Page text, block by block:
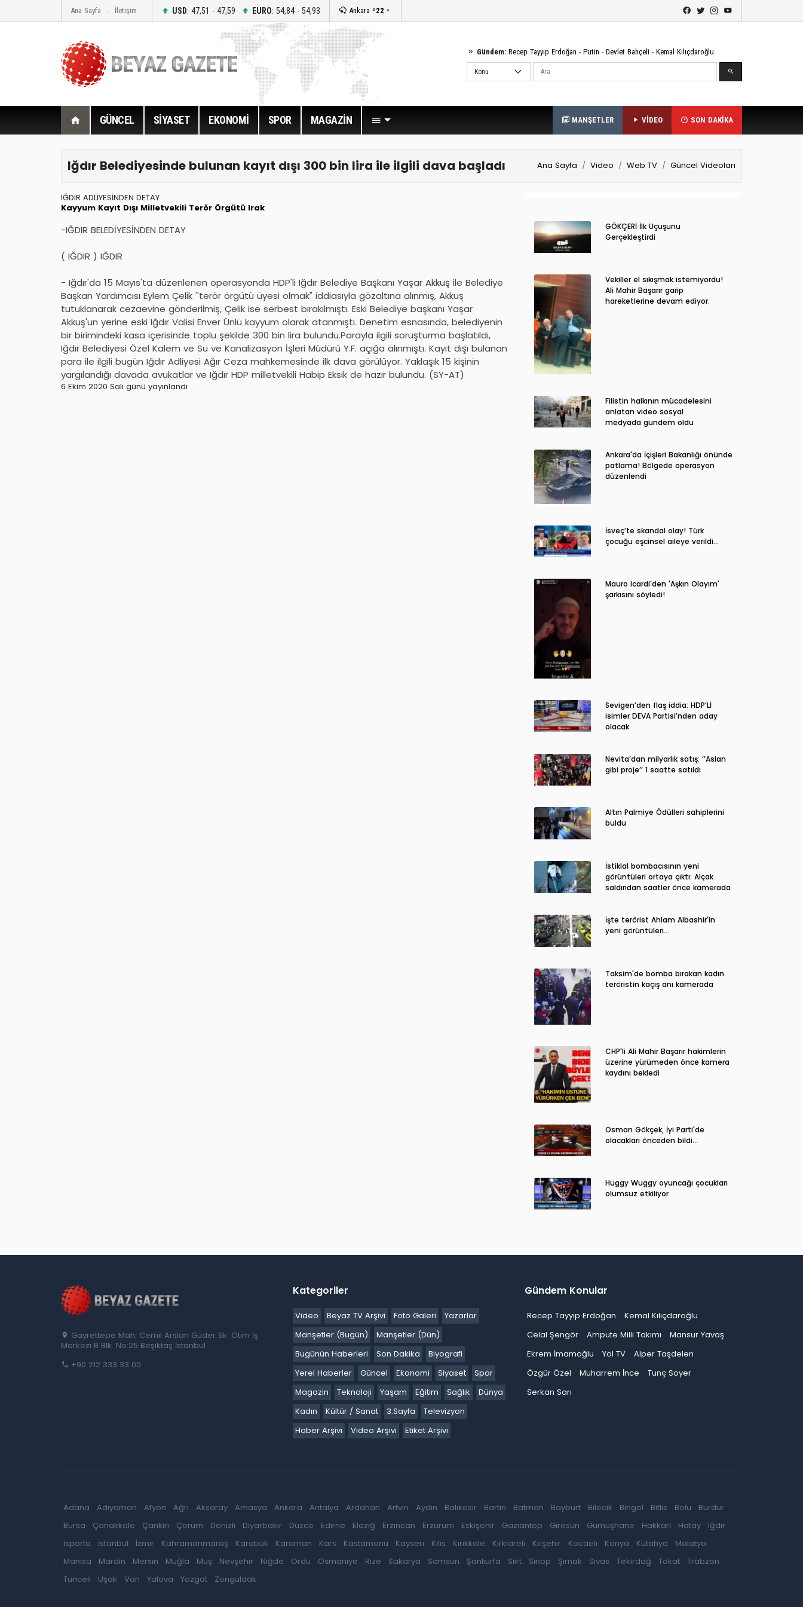
Ana Sayfa İletişim USD: 47,51 - 47,59 EURO: 54,84 - 54,93 Ankara º22
Gündem: Recep Tayyip Erdoğan - Putin - Devlet Bahçeli - Kemal Kılıçdaroğlu
Ara
GÜNCEL SİYASET EKONOMİ SPOR MAGAZİN MANŞETLER VİDEO SON DAKİKA
Iğdır Belediyesinde bulunan kayıt dışı 300 bin lira ile ilgili dava başladı Ana Sayfa Video Web TV Güncel Videoları
IĞDIR ADLİYESİNDEN DETAY
Kayyum Kayıt Dışı Milletvekili Terör Örgütü Irak
-IĞDIR BELEDİYESİNDEN DETAY
( IĞDIR ) IĞDIR
- Iğdır'da 15 Mayıs'ta düzenlenen operasyonda HDP'li Iğdır Belediye Başkanı Yaşar Akkuş ile Belediye
Başkan Yardımcısı Eylem Çelik ''terör örgütü üyesi olmak" iddiasıyla gözaltına alınmış, Akkuş
tutuklanarak cezaevine gönderilmiş, Çelik ise serbest bırakılmıştı. Eski Belediye başkanı Yaşar
Akkuş'un yerine eski Iğdır Valisi Enver Ünlü kayyum olarak atanmıştı. Denetim esnasında, belediyenin
bir birimindeki kasa içerisinde toplu şekilde 300 bin lira bulundu.Parayla ilgili soruşturma başlatıldı,
Iğdır Belediyesi Özel Kalem ve Su ve Kanalizasyon İşleri Müdürü Y.F. açığa alınmıştı. Kayıt dışı bulanan
para ile ilgili bugün Iğdır Adliyesi Ağır Ceza mahkemesinde ilk dava görülüyor. Yaklaşık 15 kişinin
yargılandığı davada avukatlar ve Iğdır HDP milletvekili Habip Eksik de hazır bulundu. (SY-AT)
6 Ekim 2020 Salı günü yayınlandı
GÖKÇERİ İlk Uçuşunu
Gerçekleştirdi
Vekiller el sıkışmak istemiyordu!
Ali Mahir Başarır garip
hareketlerine devam ediyor.
Filistin halkının mücadelesini
anlatan video sosyal
medyada gündem oldu
Ankara'da İçişleri Bakanlığı önünde
patlama! Bölgede operasyon
düzenlendi
İsveç’te skandal olay! Türk
çocuğu eşcinsel aileye verildi…
Mauro Icardi'den 'Aşkın Olayım'
şarkısını söyledi!
Sevigen’den flaş iddia: HDP’Lİ
isimler DEVA Partisi’nden aday
olacak
Nevita’dan milyarlık satış: ‘’Aslan
gibi proje’’ 1 saatte satıldı
Altın Palmiye Ödülleri sahiplerini
buldu
İstiklal bombacısının yeni
görüntüleri ortaya çıktı: Alçak
saldırıdan saatler önce kamerada
İşte terörist Ahlam Albashir'in
yeni görüntüleri…
Taksim'de bomba bırakan kadın
teröristin kaçış anı kamerada
CHP'li Ali Mahir Başarır hakimlerin
üzerine yürümeden önce kamera
kaydını bekledi
Osman Gökçek, İyi Parti'de
olacakları önceden bildi...
Huggy Wuggy oyuncağı çocukları
olumsuz etkiliyor
Gayrettepe Mah. Cemil Arslan Güder Sk. Otim İş
Merkezi B Blk. No:25 Beşiktaş İstanbul
+90 212 333 33 00
Kategoriler
Video Beyaz TV Arşivi Foto Galeri
Yazarlar
Manşetler (Bugün)
Manşetler (Dün)
Bugünün Haberleri
Son Dakika
Biyografi
Yerel Haberler
Güncel Ekonomi Siyaset
Spor
Magazin
Teknoloji Yaşam Eğitim Sağlık
Dünya
Kadın
Kültür / Sanat 3.Sayfa
Televizyon
Haber Arşivi
Video Arşivi Etiket Arşivi
Gündem Konular
Recep Tayyip Erdoğan
Kemal Kılıçdaroğlu
Celal Şengör
Ampute Milli Takımı
Mansur Yavaş
Ekrem İmamoğlu
Yol TV
Alper Taşdelen
Özgür Özel
Muharrem İnce
Tunç Soyer
Serkan Sarı
Adana Adıyaman Afyon Ağrı Aksaray Amasya Ankara Antalya Ardahan Artvin Aydın Balıkesir Bartın Batman Bayburt Bilecik Bingöl Bitlis Bolu
Burdur
Bursa
Çanakkale Çankırı Çorum Denizli Diyarbakır Düzce Edirne Elazığ Erzincan Erzurum Eskişehir Gaziantep Giresun Gümüşhane Hakkari Hatay
Iğdır
Isparta
İstanbul İzmir Kahramanmaraş Karabük Karaman Kars Kastamonu Kayseri Kilis Kırıkkale Kırklareli Kırşehir Kocaeli Konya Kütahya
Malatya
Manisa
Mardin Mersin Muğla Muş Nevşehir Niğde Ordu Osmaniye Rize Sakarya Samsun Şanlıurfa Siirt Sinop Şırnak Sivas Tekirdağ Tokat
Trabzon
Tunceli
Uşak Van Yalova Yozgat Zonguldak